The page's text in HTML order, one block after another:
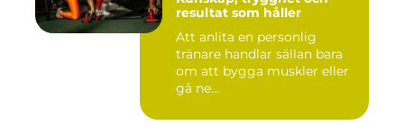
resultat som håller
Att anlita en personlig
tränare handlar sällan bara
om att bygga muskler eller
gå ne...